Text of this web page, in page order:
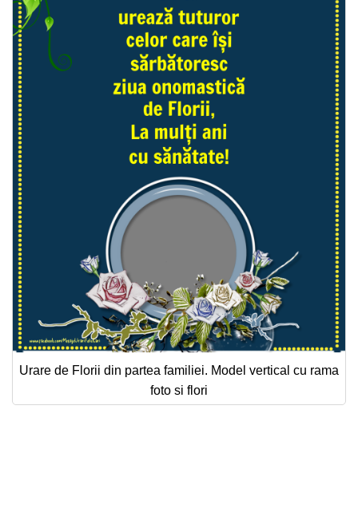
Urare de Florii din partea familiei. Model vertical cu rama
foto si flori